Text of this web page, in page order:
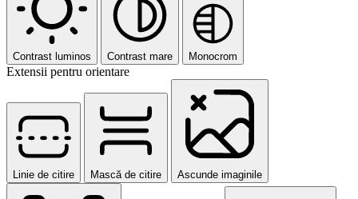
Contrast luminos Contrast mare Monocrom
Extensii pentru orientare
Linie de citire Mască de citire Ascunde imaginile